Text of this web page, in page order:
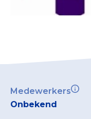
Medewerkers
Onbekend